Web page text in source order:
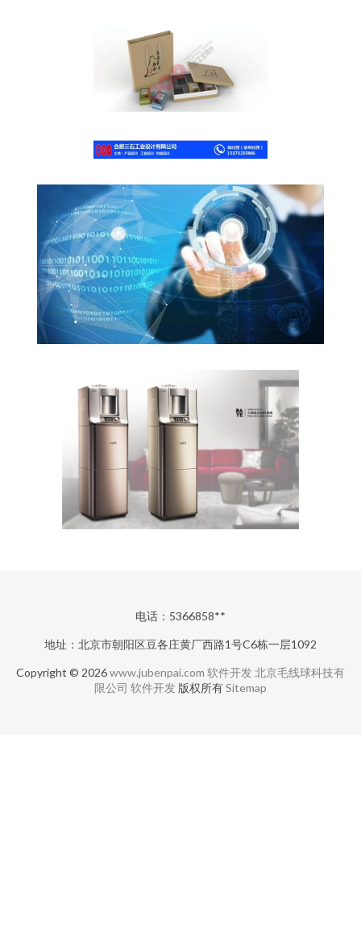
电话：5366858**
地址：北京市朝阳区豆各庄黄厂西路1号C6栋一层1092
Copyright © 2026www.jubenpai.com 软件开发北京毛线球科技有
限公司 软件开发 版权所有Sitemap